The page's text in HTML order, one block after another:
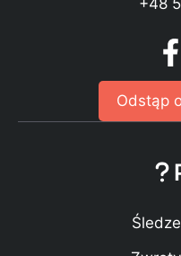
Odstąp